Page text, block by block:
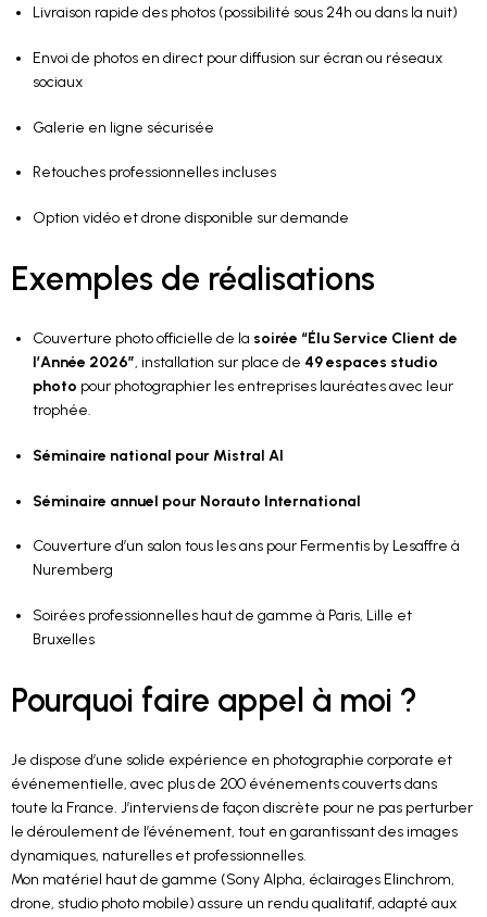
Livraison rapide des photos (possibilité sous 24h ou dans la nuit)
Envoi de photos en direct pour diffusion sur écran ou réseaux
sociaux
Galerie en ligne sécurisée
Retouches professionnelles incluses
Option vidéo et drone disponible sur demande
Exemples de réalisations
Couverture photo officielle de la soirée “Élu Service Client de
l’Année 2026”, installation sur place de 49 espaces studio
photo pour photographier les entreprises lauréates avec leur
trophée.
Séminaire national pour Mistral AI
Séminaire annuel pour Norauto International
Couverture d’un salon tous les ans pour Fermentis by Lesaffre à
Nuremberg
Soirées professionnelles haut de gamme à Paris, Lille et
Bruxelles
Pourquoi faire appel à moi ?
Je dispose d’une solide expérience en photographie corporate et
événementielle, avec plus de 200 événements couverts dans
toute la France. J’interviens de façon discrète pour ne pas perturber
le déroulement de l’événement, tout en garantissant des images
dynamiques, naturelles et professionnelles.
Mon matériel haut de gamme (Sony Alpha, éclairages Elinchrom,
drone, studio photo mobile) assure un rendu qualitatif, adapté aux